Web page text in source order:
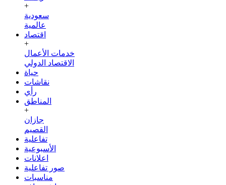
+
سعودية
عالمية
اقتصاد
+
خدمات الأعمال
الاقتصاد الدولي
حياة
نقاشات
رأي
المناطق
+
جازان
القصيم
تفاعلية
الأسبوعية
اعلانات
صور تفاعلية
مناسبات